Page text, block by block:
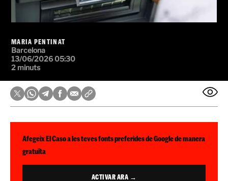
MARIA PENTINAT
Barcelona
13/06/2026 05:30
2 minuts
Afegeix El Caso a les teves fonts preferides de Google de manera
gratuïta
ACTIVAR ARA →